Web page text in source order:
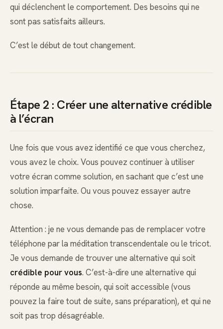
qui déclenchent le comportement. Des besoins qui ne
sont pas satisfaits ailleurs.
C’est le début de tout changement.
Étape 2 : Créer une alternative crédible
à l’écran
Une fois que vous avez identifié ce que vous cherchez,
vous avez le choix. Vous pouvez continuer à utiliser
votre écran comme solution, en sachant que c’est une
solution imparfaite. Ou vous pouvez essayer autre
chose.
Attention : je ne vous demande pas de remplacer votre
téléphone par la méditation transcendentale ou le tricot.
Je vous demande de trouver une alternative qui soit
crédible pour vous. C’est-à-dire une alternative qui
réponde au même besoin, qui soit accessible (vous
pouvez la faire tout de suite, sans préparation), et qui ne
soit pas trop désagréable.